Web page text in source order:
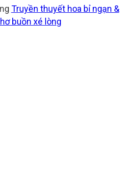
Truyền thuyết hoa bỉ ngạn &
buồn xé lòng